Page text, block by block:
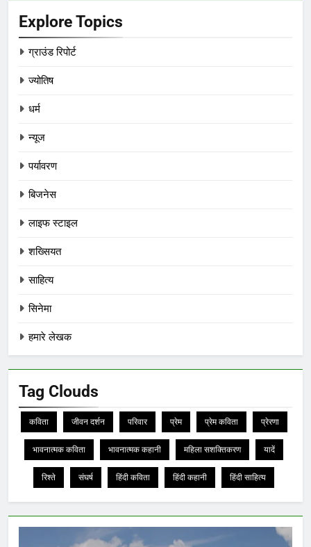
Explore Topics
ग्राउंड रिपोर्ट
ज्योतिष
धर्म
न्यूज
पर्यावरण
बिजनेस
लाइफ स्टाइल
शख्सियत
साहित्य
सिनेमा
हमारे लेखक
Tag Clouds
कविता जीवन दर्शन परिवार प्रेम प्रेम कविता प्रेरणा
भावनात्मक कविता भावनात्मक कहानी महिला सशक्तिकरण यादें
रिश्ते संघर्ष हिंदी कविता हिंदी कहानी हिंदी साहित्य